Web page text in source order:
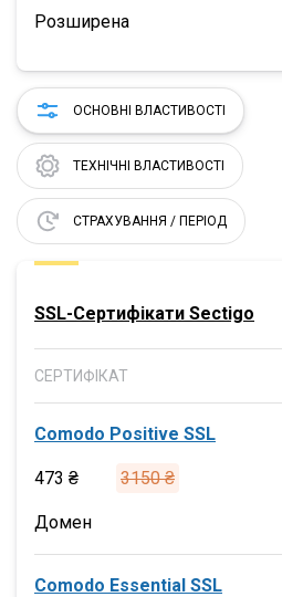
Розширена
ОСНОВНІ ВЛАСТИВОСТІ
ТЕХНІЧНІ ВЛАСТИВОСТІ
СТРАХУВАННЯ / ПЕРІОД
SSL-Сертифікати Sectigo
СЕРТИФІКАТ
Comodo Positive SSL
473 ₴ 3150 ₴
Домен
Comodo Essential SSL